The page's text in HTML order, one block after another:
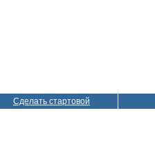
Сделать стартовой